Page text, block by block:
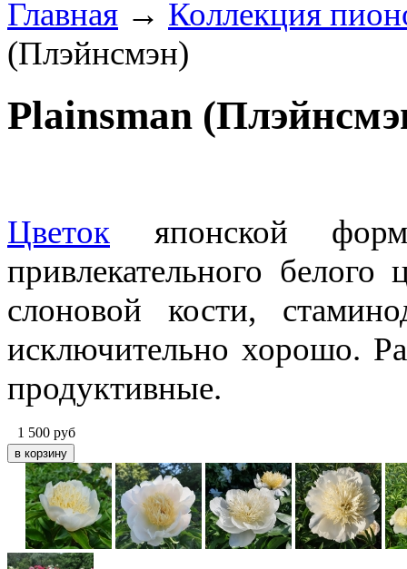
Главная → Коллекция
(Плэйнсмэн)
Plainsman
Цветок японской
привлекательного белого
слоновой кости,
исключительно хорошо.
продуктивные.
1 500 руб